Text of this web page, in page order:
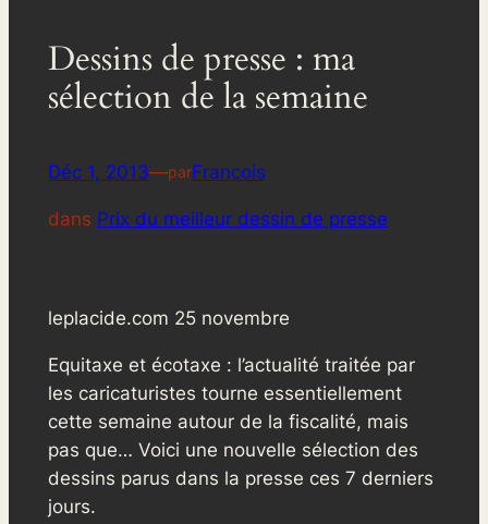
Dessins de presse : ma
sélection de la semaine
Déc 1, 2013—parFrancois
dans Prix du meilleur dessin de presse
leplacide.com 25 novembre
Equitaxe et écotaxe : l’actualité traitée par
les caricaturistes tourne essentiellement
cette semaine autour de la fiscalité, mais
pas que… Voici une nouvelle sélection des
dessins parus dans la presse ces 7 derniers
jours.